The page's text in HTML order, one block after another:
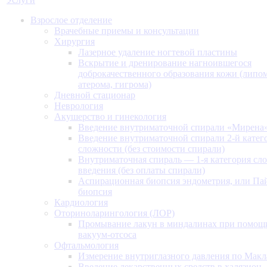
Взрослое отделение
Врачебные приемы и консультации
Хирургия
Лазерное удаление ногтевой пластины
Вскрытие и дренирование нагноившегося
доброкачественного образования кожи
атерома, гигрома)
Дневной стационар
Неврология
Акушерство и гинекология
Введение внутриматочной спирали
Введение внутриматочной спирали 2-й
сложности (без стоимости спирали)
Внутриматочная спираль — 1-я категория
введения (без оплаты спирали)
Аспирационная биопсия эндометрия, или
биопсия
Кардиология
Оториноларингология (ЛОР)
Промывание лакун в миндалинах при
вакуум-отсоса
Офтальмология
Измерение внутриглазного давления по